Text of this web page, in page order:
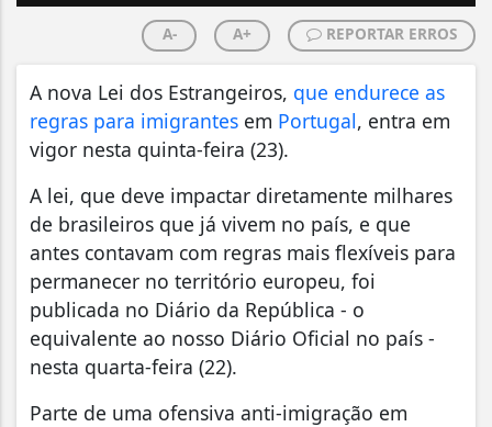
A- A+ REPORTAR ERROS
A nova Lei dos Estrangeiros, que endurece as
regras para imigrantes em Portugal, entra em
vigor nesta quinta-feira (23).
A lei, que deve impactar diretamente milhares
de brasileiros que já vivem no país, e que
antes contavam com regras mais flexíveis para
permanecer no território europeu, foi
publicada no Diário da República - o
equivalente ao nosso Diário Oficial no país -
nesta quarta-feira (22).
Parte de uma ofensiva anti-imigração em